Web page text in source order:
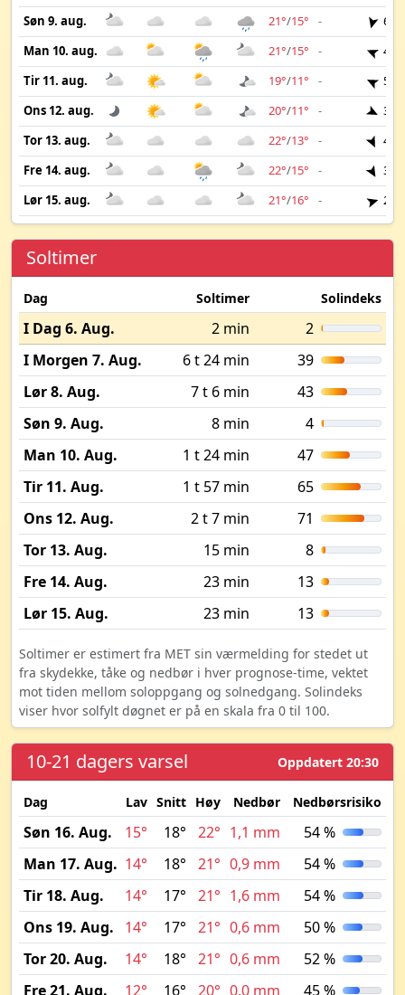
Søn 9. aug.
21°/15° -
6
Man 10. aug.
21°/15° -
4
Tir 11. aug.
19°/11° -
5
Ons 12. aug.
20°/11° -
3
Tor 13. aug.
22°/13° -
4
Fre 14. aug.
22°/15° -
3
Lør 15. aug.
21°/16° - 2
Soltimer
Dag Soltimer Solindeks
I Dag 6. Aug. 2 min
2
I Morgen 7. Aug.
6 t 24 min
39
Lør 8. Aug.
7 t 6 min
43
Søn 9. Aug.
8 min
4
Man 10. Aug.
1 t 24 min
47
Tir 11. Aug.
1 t 57 min
65
Ons 12. Aug.
2 t 7 min
71
Tor 13. Aug.
15 min
8
Fre 14. Aug.
23 min
13
Lør 15. Aug.
23 min 13
Soltimer er estimert fra MET sin værmelding for stedet ut
fra skydekke, tåke og nedbør i hver prognose-time, vektet
mot tiden mellom soloppgang og solnedgang. Solindeks
viser hvor solfylt døgnet er på en skala fra 0 til 100.
10-21 dagers varsel Oppdatert 20:30
Dag Lav Snitt Høy Nedbør Nedbørsrisiko
Søn 16. Aug. 15° 18° 22° 1,1 mm
54 %
Man 17. Aug. 14° 18° 21° 0,9 mm
54 %
Tir 18. Aug.
14° 17° 21° 1,6 mm
54 %
Ons 19. Aug.
14° 17° 21° 0,6 mm
50 %
Tor 20. Aug.
14° 18° 21° 0,6 mm
52 %
Fre 21. Aug.
12° 16° 20° 0,0 mm 45 %